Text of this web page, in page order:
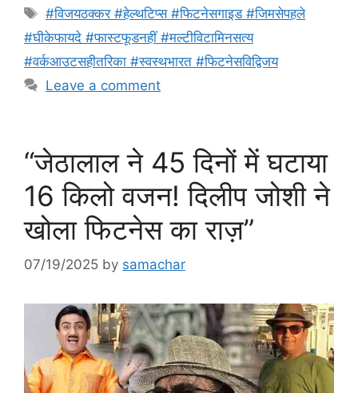
Tags
#विजयठक्कर #हेल्थटिप्स #फिटनेसगाइड #जिमसेपहले
#घीकेफायदे #फास्टफूडनहीं #मल्टीविटामिनसत्य
#वर्कआउटसहीतरिका #स्वस्थभारत #फिटनेसविद्विजय
Leave a comment
“जेठालाल ने 45 दिनों में घटाया
16 किलो वजन! दिलीप जोशी ने
खोला फिटनेस का राज़”
07/19/2025 by samachar